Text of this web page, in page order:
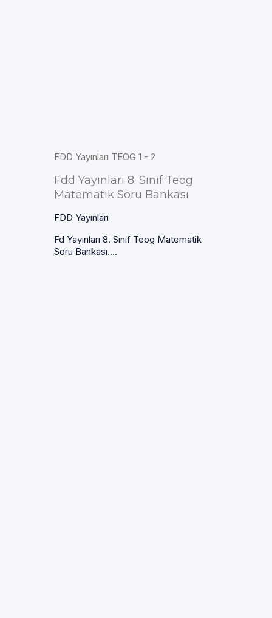
FDD Yayınları TEOG 1 - 2
Fdd Yayınları 8. Sınıf Teog
Matematik Soru Bankası
FDD Yayınları
Fd Yayınları 8. Sınıf Teog Matematik
Soru Bankası....